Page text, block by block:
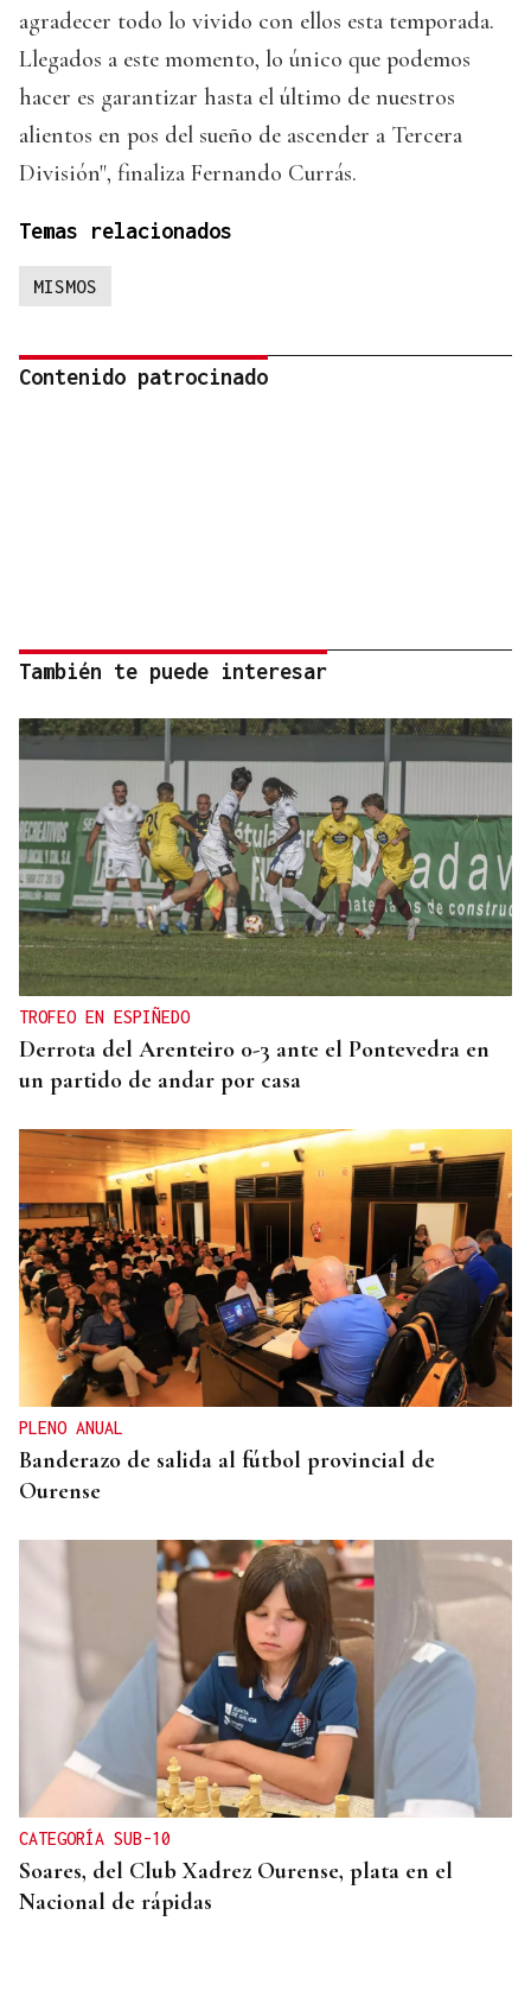
agradecer todo lo vivido con ellos esta temporada.
Llegados a este momento, lo único que podemos
hacer es garantizar hasta el último de nuestros
alientos en pos del sueño de ascender a Tercera
División", finaliza Fernando Currás.
Temas relacionados
MISMOS
Contenido patrocinado
También te puede interesar
TROFEO EN ESPIÑEDO
Derrota del Arenteiro 0-3 ante el Pontevedra en
un partido de andar por casa
PLENO ANUAL
Banderazo de salida al fútbol provincial de
Ourense
CATEGORÍA SUB-10
Soares, del Club Xadrez Ourense, plata en el
Nacional de rápidas